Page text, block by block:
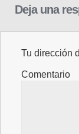
Deja una
Tu dirección
Comentario